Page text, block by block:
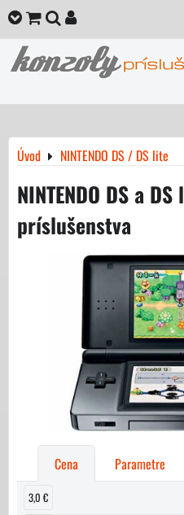
Úvod NINTENDO DS / DS lite
NINTENDO DS a
príslušenstva
Cena Parametre
3,0 €